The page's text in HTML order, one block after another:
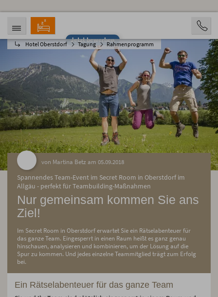
Jetzt bewerben
Hotel Oberstdorf Tagung Rahmenprogramm
ANREISE ABREISE
12.08.2026
PERSONEN
2 Personen
von Martina Betz am 05.09.2018
Spannendes Team-Event im Secret Room in Oberstdorf im
Allgäu - perfekt für Teambuilding-Maßnahmen
Nur gemeinsam kommen Sie ans
Ziel!
Im Secret Room in Oberstdorf erwartet Sie ein Rätselabenteuer für
das ganze Team. Eingesperrt in einen Raum heißt es ganz genau
hinschauen, analysieren und kombinieren, um der Lösung auf die
Spur zu kommen. Und jedes einzelne Teammitglied trägt zum Erfolg
bei.
Ein Rätselabenteuer für das ganze Team